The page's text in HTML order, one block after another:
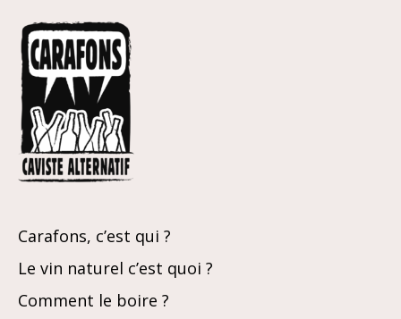
Carafons, c’est qui ?
Le vin naturel c’est quoi ?
Comment le boire ?